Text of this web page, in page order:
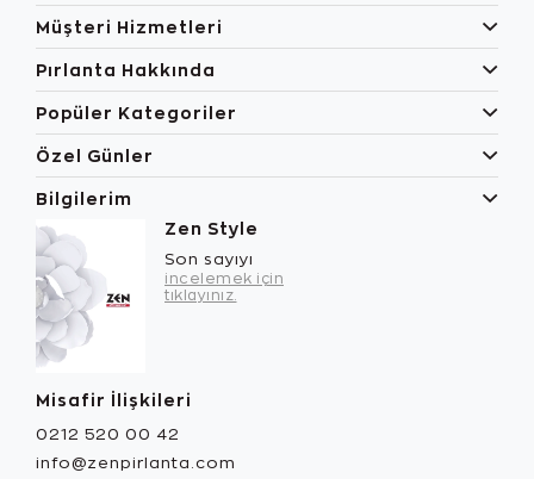
Müşteri Hizmetleri
Pırlanta Hakkında
Popüler Kategoriler
Özel Günler
Bilgilerim
Zen Style
Son sayıyı
incelemek için
tıklayınız.
Misafir İlişkileri
0212 520 00 42
info@zenpirlanta.com